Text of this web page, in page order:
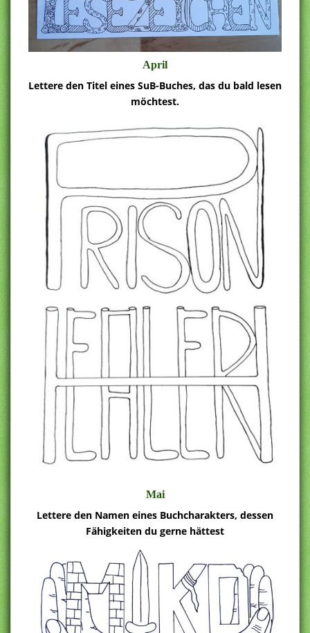
April
Lettere den Titel eines SuB-Buches, das du bald lesen
möchtest.
Mai
Lettere den Namen eines Buchcharakters, dessen
Fähigkeiten du gerne hättest